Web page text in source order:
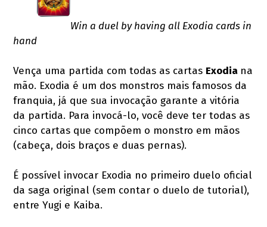
Win a duel by having all Exodia cards in
hand
Vença uma partida com todas as cartas Exodia na
mão. Exodia é um dos monstros mais famosos da
franquia, já que sua invocação garante a vitória
da partida. Para invocá-lo, você deve ter todas as
cinco cartas que compõem o monstro em mãos
(cabeça, dois braços e duas pernas).
É possível invocar Exodia no primeiro duelo oficial
da saga original (sem contar o duelo de tutorial),
entre Yugi e Kaiba.